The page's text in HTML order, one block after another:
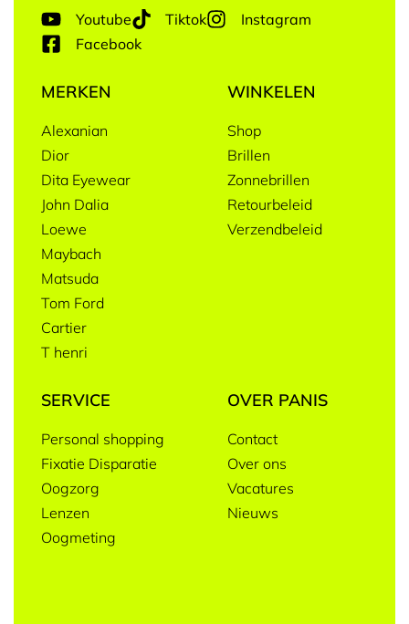
Youtube Tiktok
Instagram
Facebook
MERKEN
Alexanian
Dior
Dita Eyewear
John Dalia
Loewe
Maybach
Matsuda
Tom Ford
Cartier
T henri
WINKELEN
Shop
Brillen
Zonnebrillen
Retourbeleid
Verzendbeleid
SERVICE
Personal shopping
Fixatie Disparatie
Oogzorg
Lenzen
Oogmeting
OVER PANIS
Contact
Over ons
Vacatures
Nieuws